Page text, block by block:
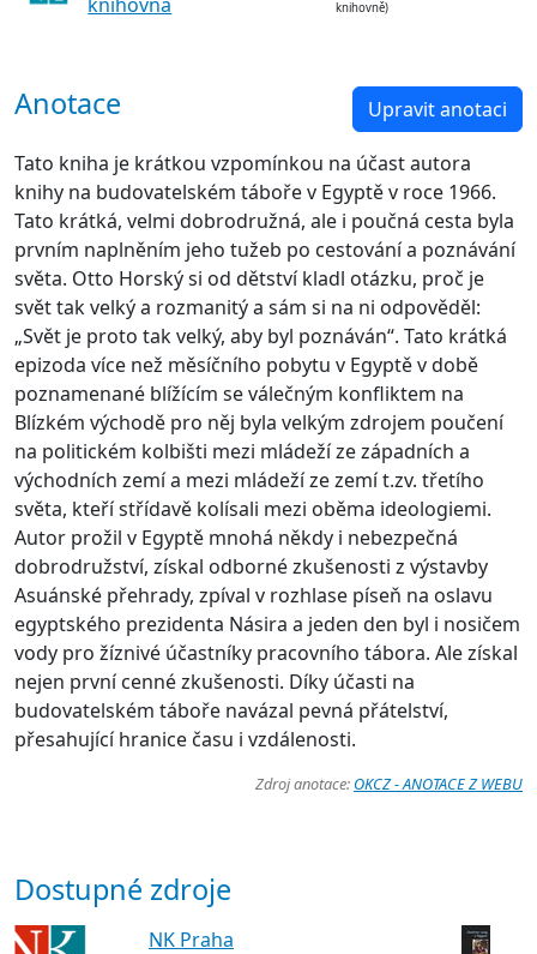
knihovně)
Anotace Upravit anotaci
Tato kniha je krátkou vzpomínkou na účast autora
knihy na budovatelském táboře v Egyptě v roce 1966.
Tato krátká, velmi dobrodružná, ale i poučná cesta byla
prvním naplněním jeho tužeb po cestování a poznávání
světa. Otto Horský si od dětství kladl otázku, proč je
svět tak velký a rozmanitý a sám si na ni odpověděl:
„Svět je proto tak velký, aby byl poznáván“. Tato krátká
epizoda více než měsíčního pobytu v Egyptě v době
poznamenané blížícím se válečným konfliktem na
Blízkém východě pro něj byla velkým zdrojem poučení
na politickém kolbišti mezi mládeží ze západních a
východních zemí a mezi mládeží ze zemí t.zv. třetího
světa, kteří střídavě kolísali mezi oběma ideologiemi.
Autor prožil v Egyptě mnohá někdy i nebezpečná
dobrodružství, získal odborné zkušenosti z výstavby
Asuánské přehrady, zpíval v rozhlase píseň na oslavu
egyptského prezidenta Násira a jeden den byl i nosičem
vody pro žíznivé účastníky pracovního tábora. Ale získal
nejen první cenné zkušenosti. Díky účasti na
budovatelském táboře navázal pevná přátelství,
přesahující hranice času i vzdálenosti.
Zdroj anotace: OKCZ - ANOTACE Z WEBU
Dostupné zdroje
NK Praha